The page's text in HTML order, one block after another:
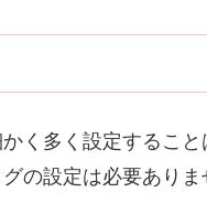
く多く設定するこ
の設定は必要ありま